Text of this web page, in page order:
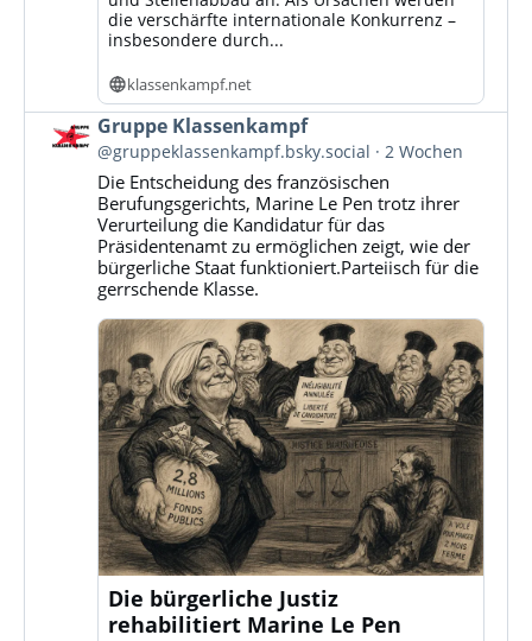
die verschärfte internationale Konkurrenz –
insbesondere durch...
klassenkampf.net
Beitrag
von
Gruppe
Klassenkampf
Bluesky
ansehen
Gruppe Klassenkampf
@gruppeklassenkampf.bsky.social 2 Wochen
Die Entscheidung des französischen
Berufungsgerichts, Marine Le Pen trotz ihrer
Verurteilung die Kandidatur für das
Präsidentenamt zu ermöglichen zeigt, wie der
bürgerliche Staat funktioniert.Parteiisch für die
gerrschende Klasse.
Die bürgerliche Justiz
rehabilitiert Marine Le Pen